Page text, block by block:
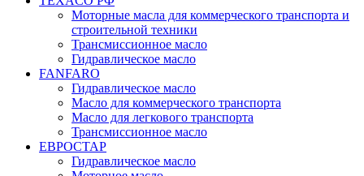
Моторные масла для коммерческого транспорта и
строительной техники
Трансмиссионное масло
Гидравлическое масло
FANFARO
Гидравлическое масло
Масло для коммерческого транспорта
Масло для легкового транспорта
Трансмиссионное масло
ЕВРОСТАР
Гидравлическое масло